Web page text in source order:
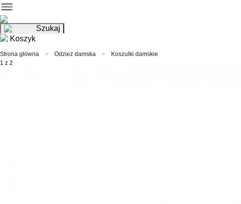
Szukaj
Koszyk
Strona główna Odzież damska
Koszulki damskie
1 z 2